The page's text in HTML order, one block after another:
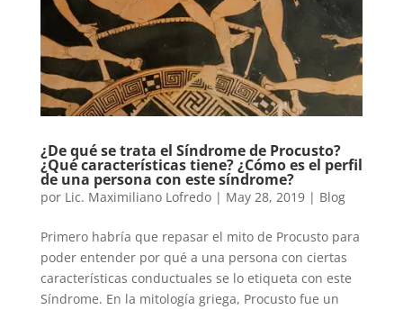
¿De qué se trata el Síndrome de Procusto?
¿Qué características tiene? ¿Cómo es el perfil
de una persona con este síndrome?
por Lic. Maximiliano Lofredo| May 28, 2019| Blog
Primero habría que repasar el mito de Procusto para
poder entender por qué a una persona con ciertas
características conductuales se lo etiqueta con este
Síndrome. En la mitología griega, Procusto fue un